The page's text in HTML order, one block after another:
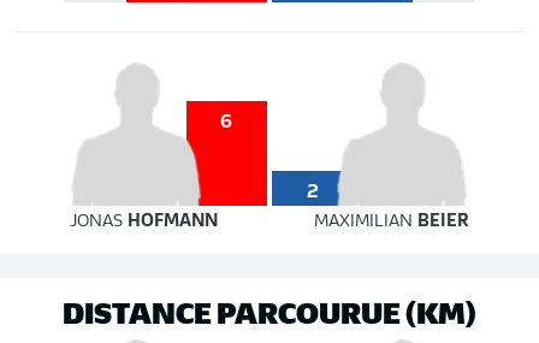
6
2
JONAS HOFMANN MAXIMILIAN BEIER
DISTANCE PARCOURUE (KM)